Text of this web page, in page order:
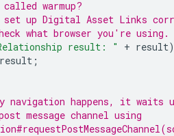
warmup?
set up Digital Asset Links
what browser you're using.
result: " + result
result ;
navigation happens, it waits
message channel using